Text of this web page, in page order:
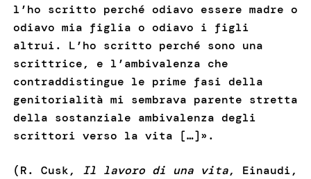
l’ho scritto perché odiavo essere madre o
odiavo mia figlia o odiavo i figli
altrui. L’ho scritto perché sono una
scrittrice, e l’ambivalenza che
contraddistingue le prime fasi della
genitorialità mi sembrava parente stretta
della sostanziale ambivalenza degli
scrittori verso la vita […]».
(R. Cusk, Il lavoro di una vita, Einaudi,